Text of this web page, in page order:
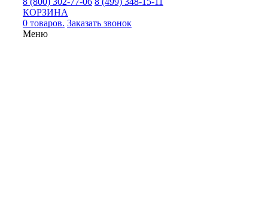
КОРЗИНА
0 товаров. Заказать звонок
Меню